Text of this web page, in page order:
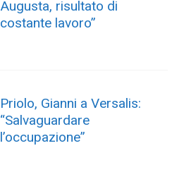
Augusta, risultato di
costante lavoro”
Priolo, Gianni a Versalis:
“Salvaguardare
l’occupazione”